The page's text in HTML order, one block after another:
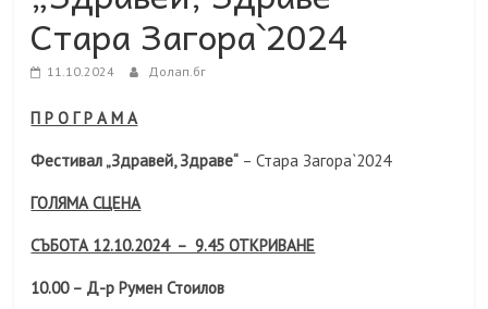
Стара Загора`2024
11.10.2024 Долап.бг
П Р О Г Р А М А
Фестивал „Здравей, Здраве“ – Стара Загора`2024
ГОЛЯМА СЦЕНА
СЪБОТА 12.10.2024 – 9.45 ОТКРИВАНЕ
10.00 – Д-р Румен Стоилов